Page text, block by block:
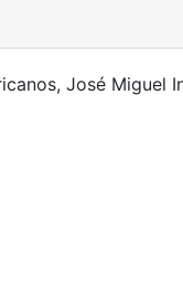
José Miguel